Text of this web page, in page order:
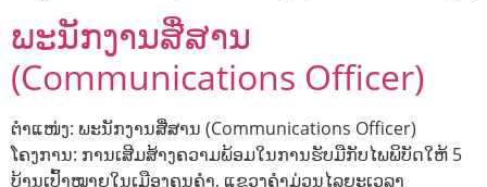
ພະນັກງານສື່ສານ
(Communications Officer)
ຕຳແໜ່ງ: ພະນັກງານສື່ສານ (Communications Officer)
ໂຄງການ: ການເສີມສ້າງຄວາມພ້ອມໃນການຮັບມືກັບໄພພິບັດໃຫ້ 5
ບ້ານເປົ້າໝາຍໃນເມືອງຄູນຄຳ, ແຂວງຄຳມ່ວນໄລຍະເວລາ